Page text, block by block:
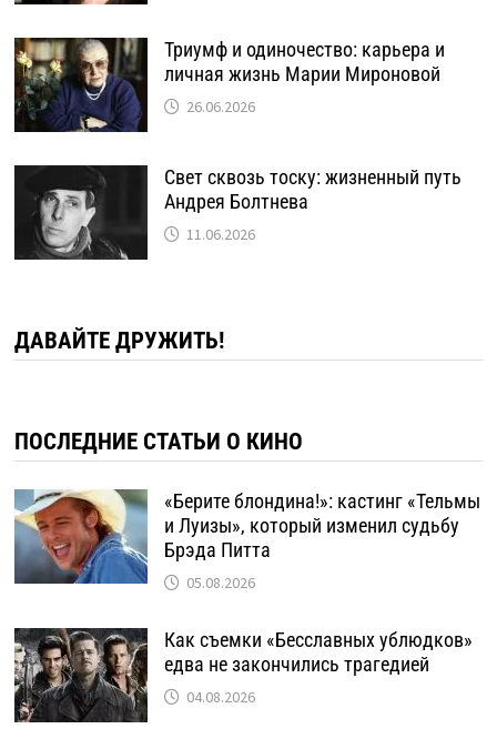
Триумф и одиночество: карьера и
личная жизнь Марии Мироновой
26.06.2026
Свет сквозь тоску: жизненный путь
Андрея Болтнева
11.06.2026
ДАВАЙТЕ ДРУЖИТЬ!
ПОСЛЕДНИЕ СТАТЬИ О КИНО
«Берите блондина!»: кастинг «Тельмы
и Луизы», который изменил судьбу
Брэда Питта
05.08.2026
Как съемки «Бесславных ублюдков»
едва не закончились трагедией
04.08.2026